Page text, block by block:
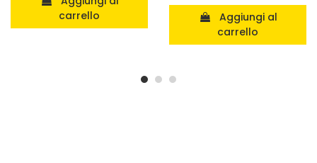
Aggiungi al
carrello
carrello